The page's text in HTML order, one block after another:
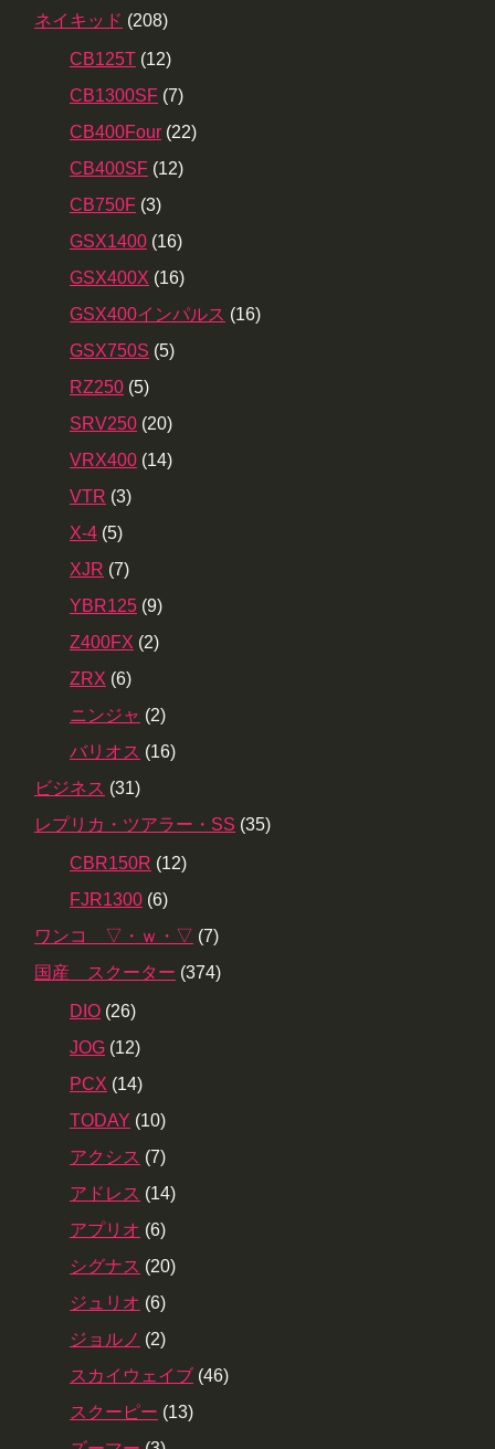
ネイキッド (208)
CB125T (12)
CB1300SF (7)
CB400Four (22)
CB400SF (12)
CB750F (3)
GSX1400 (16)
GSX400X (16)
GSX400インパルス (16)
GSX750S (5)
RZ250 (5)
SRV250 (20)
VRX400 (14)
VTR (3)
X-4 (5)
XJR (7)
YBR125 (9)
Z400FX (2)
ZRX (6)
ニンジャ (2)
バリオス (16)
ビジネス (31)
レプリカ・ツアラー・SS (35)
CBR150R (12)
FJR1300 (6)
ワンコ ▽・ｗ・▽ (7)
国産 スクーター (374)
DIO (26)
JOG (12)
PCX (14)
TODAY (10)
アクシス (7)
アドレス (14)
アプリオ (6)
シグナス (20)
ジュリオ (6)
ジョルノ (2)
スカイウェイブ (46)
スクーピー (13)